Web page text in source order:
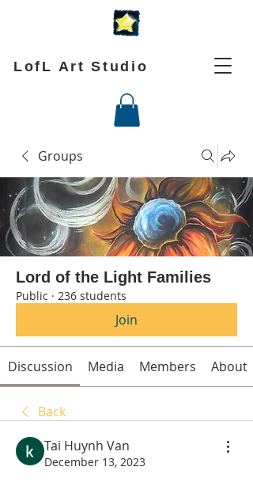
LofL Art Studio
Groups
Lord of the Light Families
Public · 236 students
Join
Discussion Media Members About
Back
Tai Huynh Van
December 13, 2023